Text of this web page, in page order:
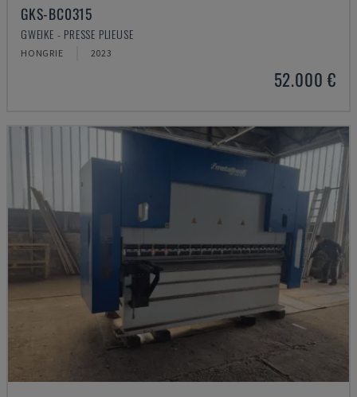
GKS-BC0315
GWEIKE - PRESSE PLIEUSE
HONGRIE 2023
52.000 €